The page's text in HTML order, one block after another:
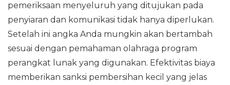
pemeriksaan menyeluruh yang ditujukan pada
penyiaran dan komunikasi tidak hanya diperlukan.
Setelah ini angka Anda mungkin akan bertambah
sesuai dengan pemahaman olahraga program
perangkat lunak yang digunakan. Efektivitas biaya
memberikan sanksi pembersihan kecil yang jelas